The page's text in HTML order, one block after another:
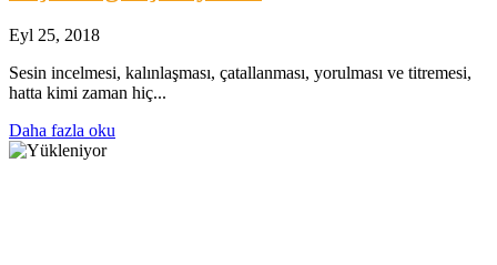
Eyl 25, 2018
Sesin incelmesi, kalınlaşması, çatallanması, yorulması ve titremesi,
hatta kimi zaman hiç...
Daha fazla oku